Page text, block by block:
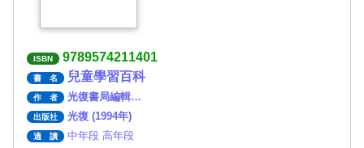
ISBN 9789574211401
書 名 兒童學習百科
作 者 光復書局編輯…
出版社 光復 (1994年)
適 讀 中年段 高年段